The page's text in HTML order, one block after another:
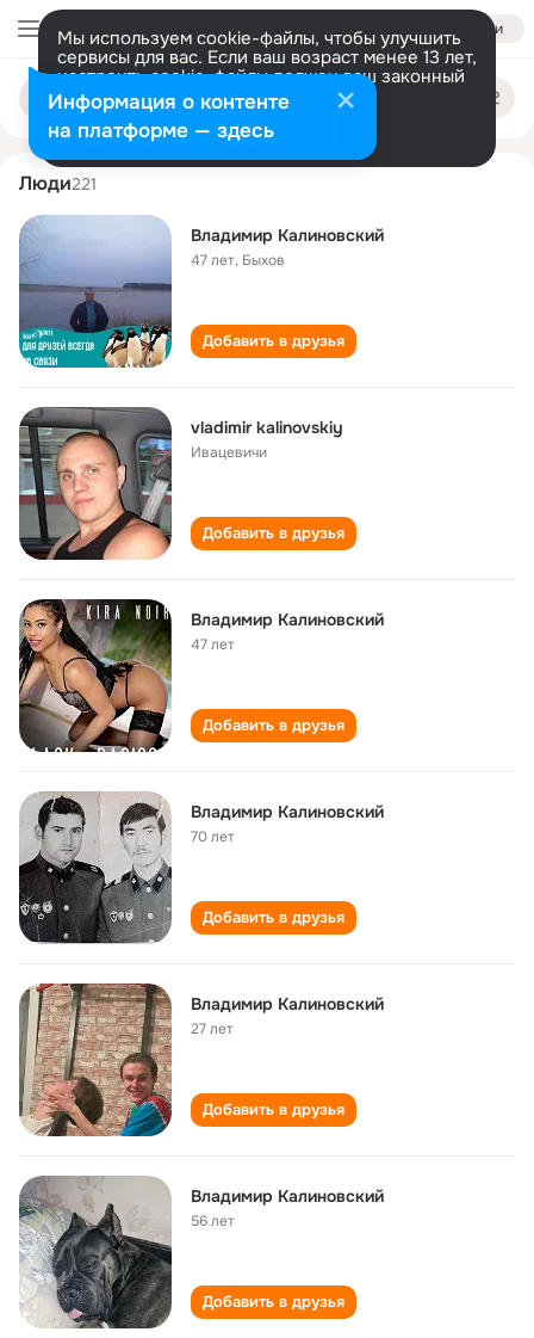
Войти
Мы используем cookie-файлы, чтобы улучшить
сервисы для вас. Если ваш возраст менее 13 лет,
настроить cookie-файлы должен ваш законный
представитель. Больше информации
Разрешить все Настроить
Поиск
людям
vladimir kalinovskiy
Люди221
Владимир Калиновский
47 лет, Быхов
Добавить в друзья
vladimir kalinovskiy
Ивацевичи
Добавить в друзья
Владимир Калиновский
47 лет
Добавить в друзья
Владимир Калиновский
70 лет
Добавить в друзья
Владимир Калиновский
27 лет
Добавить в друзья
Владимир Калиновский
56 лет
Добавить в друзья
Информация о контенте
на платформе — здесь